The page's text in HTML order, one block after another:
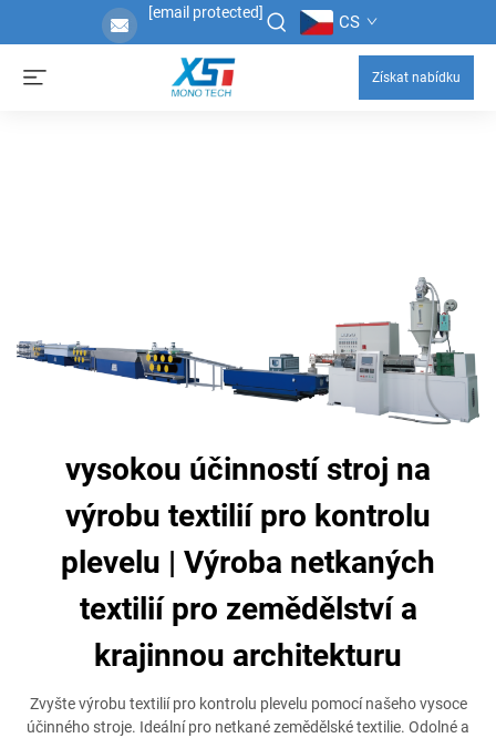
[email protected] CS
Získat nabídku
vysokou účinností stroj na
výrobu textilií pro kontrolu
plevelu | Výroba netkaných
textilií pro zemědělství a
krajinnou architekturu
Zvyšte výrobu textilií pro kontrolu plevelu pomocí našeho vysoce
účinného stroje. Ideální pro netkané zemědělské textilie. Odolné a